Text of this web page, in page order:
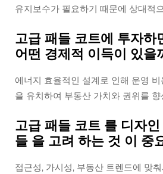
유지보수가 필요하기 때문에 상대적
고급 패들 코트에 투자하
어떤 경제적 이득이 있을
에너지 효율적인 설계로 인해 운영
을 유치하여 부동산 가치와 권위를
고급 패들 코트 를 디자
들 을 고려 하는 것 이 중
접근성, 가시성, 부동산 트렌드에 맞